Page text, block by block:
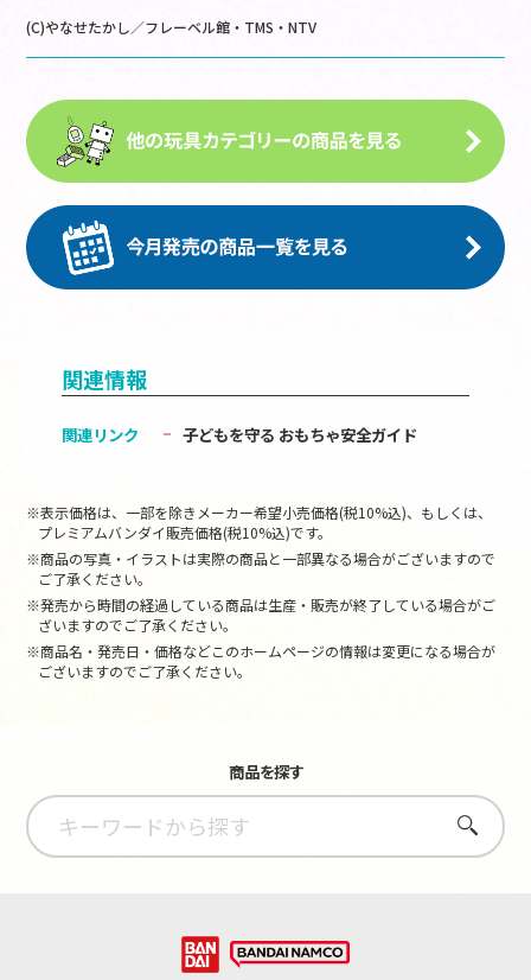
(C)やなせたかし／フレーベル館・TMS・NTV
関連情報
関連リンク 子どもを守る おもちゃ安全ガイド
※表示価格は、一部を除きメーカー希望小売価格(税10%込)、もしくは、
プレミアムバンダイ販売価格(税10%込)です。
※商品の写真・イラストは実際の商品と一部異なる場合がございますので
ご了承ください。
※発売から時間の経過している商品は生産・販売が終了している場合がご
ざいますのでご了承ください。
※商品名・発売日・価格などこのホームページの情報は変更になる場合が
ございますのでご了承ください。
商品を探す
さがす